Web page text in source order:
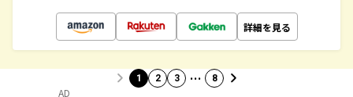
詳細を見る
1 2 3 … 8
AD